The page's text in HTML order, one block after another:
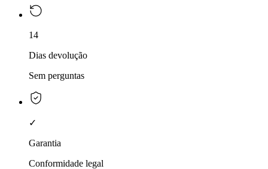
14
Dias devolução
Sem perguntas
✓
Garantia
Conformidade legal